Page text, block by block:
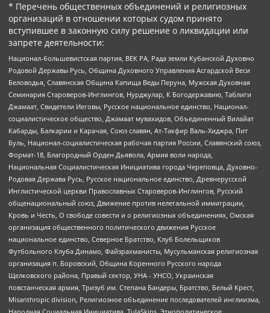
* Перечень общественных объединений и религиозных
организаций в отношении которых судом принято
вступившее в законную силу решение о ликвидации или
запрете деятельности:
Национал-большевистская партия, ВЕК РА, Рада земли Кубанской Духовно
Родовой Державы Русь, Община Духовного Управления Асгардской Веси
Беловодья, Славянская Община Капища Веды Перуна, Мужская Духовная
Семинария Староверов-Инглингов, Нурджулар, К Богодержавию, Таблиги
Джамаат, Свидетели Иеговы, Русское национальное единство, Национал-
социалистическое общество, Джамаат мувахидов, Объединенный Вилайат
Кабарды, Балкарии и Карачая, Союз славян, Ат-Такфир Валь-Хиджра, Пит
Буль, Национал-социалистическая рабочая партия России, Славянский союз,
Формат-18, Благородный Орден Дьявола, Армия воли народа,
Национальная Социалистическая Инициатива города Череповца, Духовно-
Родовая Держава Русь, Русское национальное единство, Древнерусской
Инглистической церкви Православных Староверов-Инглингов, Русский
общенациональный союз, Движение против нелегальной иммиграции,
Кровь и Честь, О свободе совести и о религиозных объединениях, Омская
организация общественного политического движения Русское
национальное единство, Северное Братство, Клуб Болельщиков
Футбольного Клуба Динамо, Файзрахманисты, Мусульманская религиозная
организация п. Боровский, Община Коренного Русского народа
Щелковского района, Правый сектор, УНА - УНСО, Украинская
повстанческая армия, Тризуб им. Степана Бандеры, Братство, Белый Крест,
Misanthropic division, Религиозное объединение последователей инглиизма,